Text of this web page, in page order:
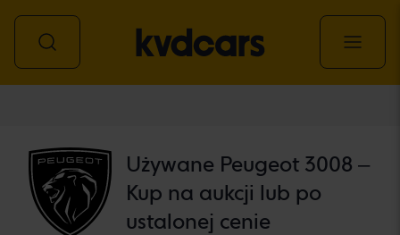
Używane Peugeot 3008 –
Kup na aukcji lub po
ustalonej cenie